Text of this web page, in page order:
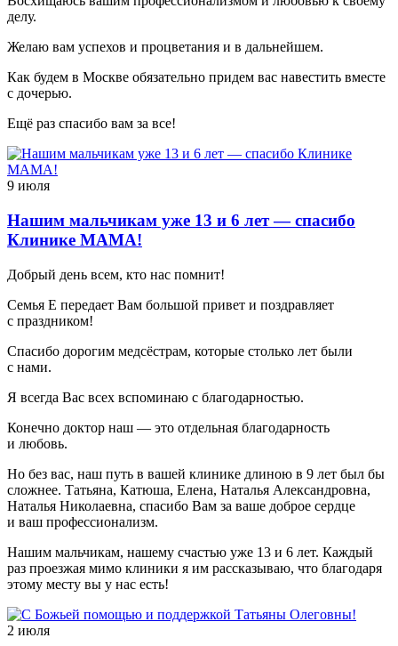
делу.
Желаю вам успехов и процветания и в дальнейшем.
Как будем в Москве обязательно придем вас навестить вместе
с дочерью.
Ещё раз спасибо вам за все!
9 июля
Нашим мальчикам уже 13 и 6 лет — спасибо
Клинике МАМА!
Добрый день всем, кто нас помнит!
Семья Е передает Вам большой привет и поздравляет
с праздником!
Спасибо дорогим медсёстрам, которые столько лет были
с нами.
Я всегда Вас всех вспоминаю с благодарностью.
Конечно доктор наш — это отдельная благодарность
и любовь.
Но без вас, наш путь в вашей клинике длиною в 9 лет был бы
сложнее. Татьяна, Катюша, Елена, Наталья Александровна,
Наталья Николаевна, спасибо Вам за ваше доброе сердце
и ваш профессионализм.
Нашим мальчикам, нашему счастью уже 13 и 6 лет. Каждый
раз проезжая мимо клиники я им рассказываю, что благодаря
этому месту вы у нас есть!
2 июля